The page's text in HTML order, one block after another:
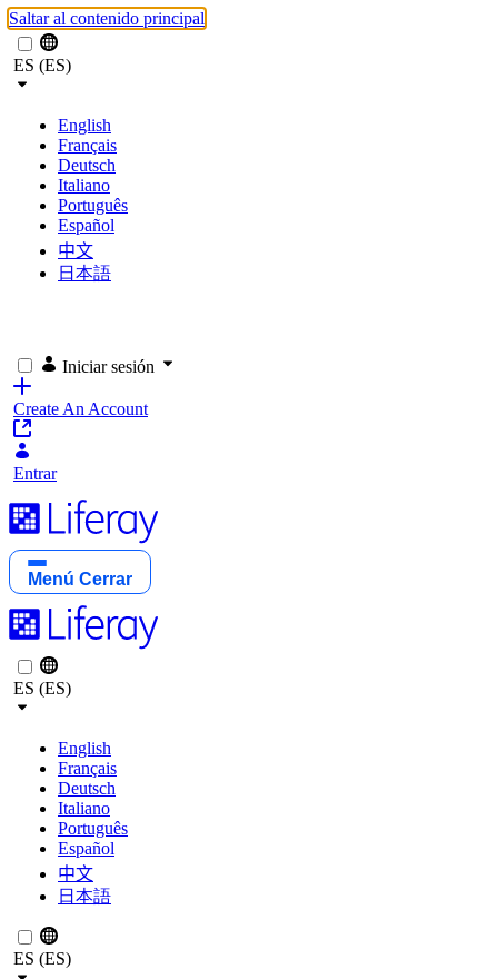
Saltar al contenido principal
ES (ES)
English
Français
Deutsch
Italiano
Português
Español
中文
日本語
Iniciar sesión
Create An Account
Entrar
Menú Cerrar
ES (ES)
English
Français
Deutsch
Italiano
Português
Español
中文
日本語
ES (ES)